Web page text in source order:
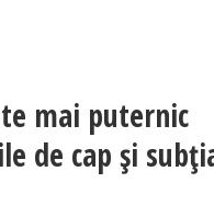
mai puternic
de cap și